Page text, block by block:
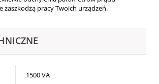
zaszkodzą pracy Twoich urządzeń.
1500 VA